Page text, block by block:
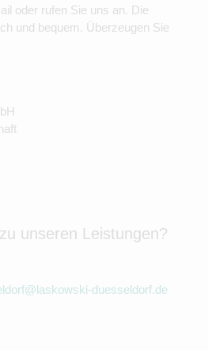
oder rufen Sie uns an. Die
und bequem. Überzeugen Sie
unseren Leistungen?
duesseldorf.de